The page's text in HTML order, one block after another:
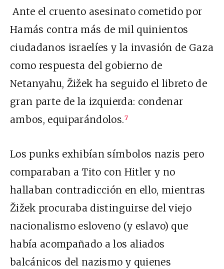
Ante el cruento asesinato cometido por
Hamás contra más de mil quinientos
ciudadanos israelíes y la invasión de Gaza
como respuesta del gobierno de
Netanyahu, Žižek ha seguido el libreto de
gran parte de la izquierda: condenar
ambos, equiparándolos.7
Los punks exhibían símbolos nazis pero
comparaban a Tito con Hitler y no
hallaban contradicción en ello, mientras
Žižek procuraba distinguirse del viejo
nacionalismo esloveno (y eslavo) que
había acompañado a los aliados
balcánicos del nazismo y quienes